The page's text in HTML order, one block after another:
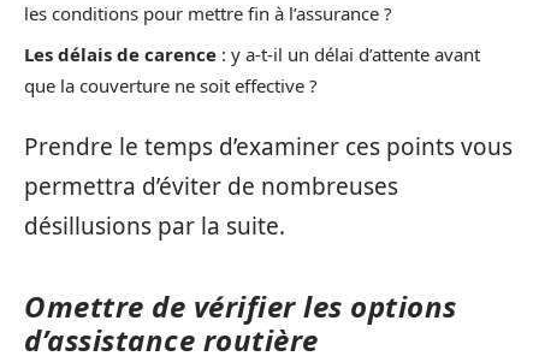
les conditions pour mettre fin à l’assurance ?
Les délais de carence : y a-t-il un délai d’attente avant
que la couverture ne soit effective ?
Prendre le temps d’examiner ces points vous
permettra d’éviter de nombreuses
désillusions par la suite.
Omettre de vérifier les options
d’assistance routière